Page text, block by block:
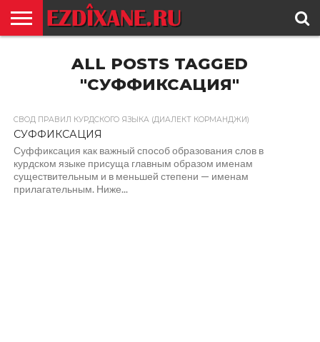
ЕЗИДИЗМ
НОВОСТИ
ИСТОРИЯ
КУЛЬТУРА
КОНТАКТALL POSTS TAGGED
"СУФФИКСАЦИЯ"
СВОД ПРАВИЛ КУРДСКОГО ЯЗЫКА (ДИАЛЕКТ КОРМАНДЖИ)
СУФФИКСАЦИЯ
Суффиксация как важный способ образования слов в
курдском языке присуща главным образом именам
существительным и в меньшей степени — именам
прилагательным. Ниже...